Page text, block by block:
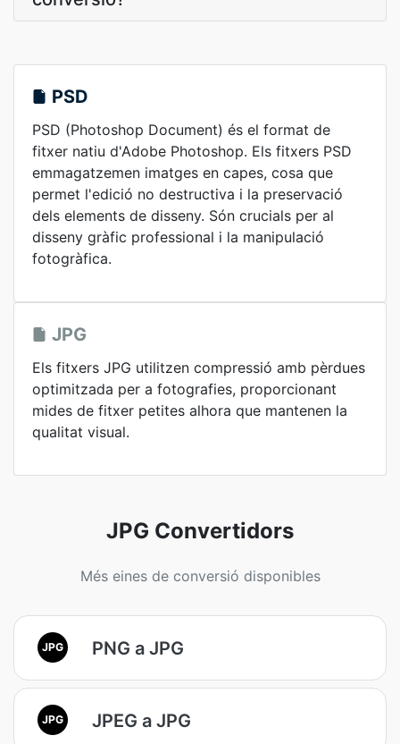
PSD
PSD (Photoshop Document) és el format de
fitxer natiu d'Adobe Photoshop. Els fitxers PSD
emmagatzemen imatges en capes, cosa que
permet l'edició no destructiva i la preservació
dels elements de disseny. Són crucials per al
disseny gràfic professional i la manipulació
fotogràfica.
JPG
Els fitxers JPG utilitzen compressió amb pèrdues
optimitzada per a fotografies, proporcionant
mides de fitxer petites alhora que mantenen la
qualitat visual.
JPG Convertidors
Més eines de conversió disponibles
JPG PNG a JPG
JPG JPEG a JPG